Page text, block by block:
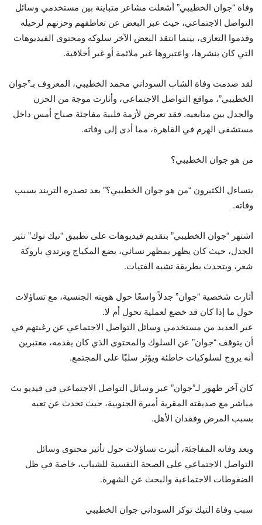
وفاة “جوان الخطيبي” أشعلت مشاعر متباينة بين مستخدمي وسائل
التواصل الاجتماعي، حيث عبر البعض عن تعاطفهم وحزنهم لرحيله
وقدموا التعازي، بينما انتقد البعض الآخر سلوكه ومحتوى الفيديوهات
التي كان ينشرها، واعتبروها غير ملائمة أو غير أخلاقية.
لقد صدمت وفاة الشاب السوداني محمد الخطيبي، المعروف بـ”جوان
الخطيبي”، مواقع التواصل الاجتماعي، وأثارت موجة من الحزن
والجدل بين متابعيه. فقد تعرض لأزمة قلبية مفاجئة صباح أمس داخل
مستشفى الهرم في القاهرة، مما أدى إلى وفاته.
من هو جوان الخطيبي؟
يتساءل الكثيرون “من هو جوان الخطيبي؟” بعد تصدره التريند بسبب
وفاته.
اشتهر “جوان الخطيبي” بتقديم فيديوهات على تطبيق “تيك توك” تثير
الجدل، حيث كان يظهر بمظهر نسائي، يضع المكياج ويرتدي باروكة
شعر، ويتحدث بطريقة تشبه الفتيات.
أثارت شخصية “جوان” جدلاً واسعًا حول هويته الجنسية، مع تساؤلات
حول ما إذا كان قد خضع لعملية تحول أم لا.
عبر العديد من مستخدمي وسائل التواصل الاجتماعي عن رغبتهم في
أن يتوقف “جوان” عن السلوك والمحتوى الذي كان يقدمه، معتبرين
أنه يروج لسلوكيات خاطئة ويؤثر سلبًا على المجتمع.
كان آخر ظهور لـ”جوان” عبر وسائل التواصل الاجتماعي في فيديو بث
مباشر مع صديقته المقربة أميرة الجنوبية، حيث تحدث عن تعبه
بسبب المرض وفقدان الأهل.
وبعد وفاته المفاجئة، أثيرت تساؤلات حول تأثير محتوى وسائل
التواصل الاجتماعي على الصحة النفسية للشباب، خاصة في ظل
الضغوطات الاجتماعية والبحث عن الشهرة.
سبب وفاة التيك توكر السوداني جوان الخطيبي